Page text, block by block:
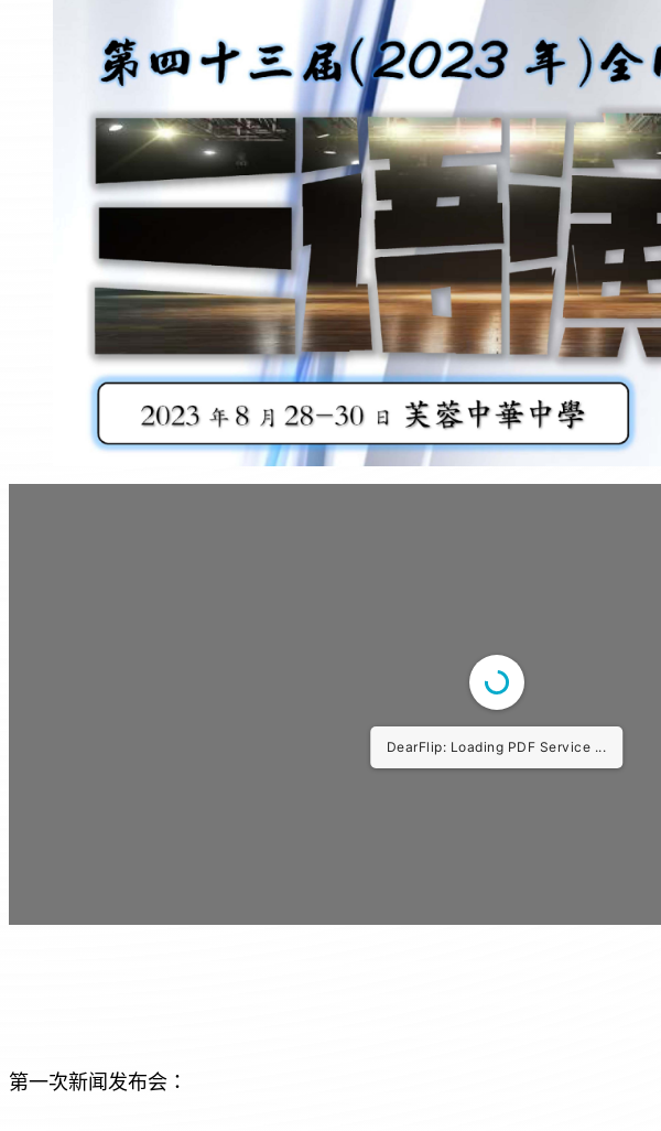
A
p
p
DearFlip: Loading PDF Worker ...
第一次新闻发布会：